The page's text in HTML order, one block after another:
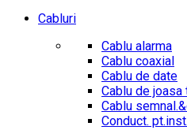
Cabluri
Cablu alarma
Cablu coaxial
Cablu de date
Cablu de joasa
Cablu
Conduct.